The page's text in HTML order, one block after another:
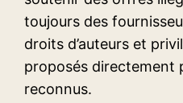
toujours des
droits d’auteurs et
proposés directement
reconnus.